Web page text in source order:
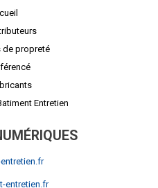
de propreté
Entretien
entretien.fr